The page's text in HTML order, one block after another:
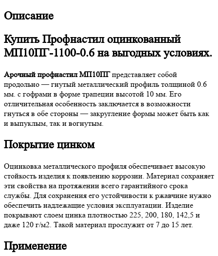
Описание
Купить Профнастил оцинкованный
МП10ПГ-1100-0.6 на выгодных условиях.
Арочный профнастил МП10ПГпредставляет собой
продольно — гнутый металлический профиль толщиной 0.6
мм. с гофрами в форме трапеции высотой 10 мм. Его
отличительная особенность заключается в возможности
гнуться в обе стороны — закругление формы может быть как
и выпуклым, так и вогнутым.
Покрытие цинком
Оцинковка металлического профиля обеспечивает высокую
стойкость изделия к появлению коррозии. Материал сохраняет
эти свойства на протяжении всего гарантийного срока
службы. Для сохранения его устойчивости к ржавчине нужно
обеспечить надлежащие условия эксплуатации. Изделие
покрывают слоем цинка плотностью 225, 200, 180, 142,5 и
даже 120 г/м2. Такой материал прослужит от 7 до 15 лет.
Применение